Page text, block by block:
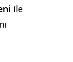
ile